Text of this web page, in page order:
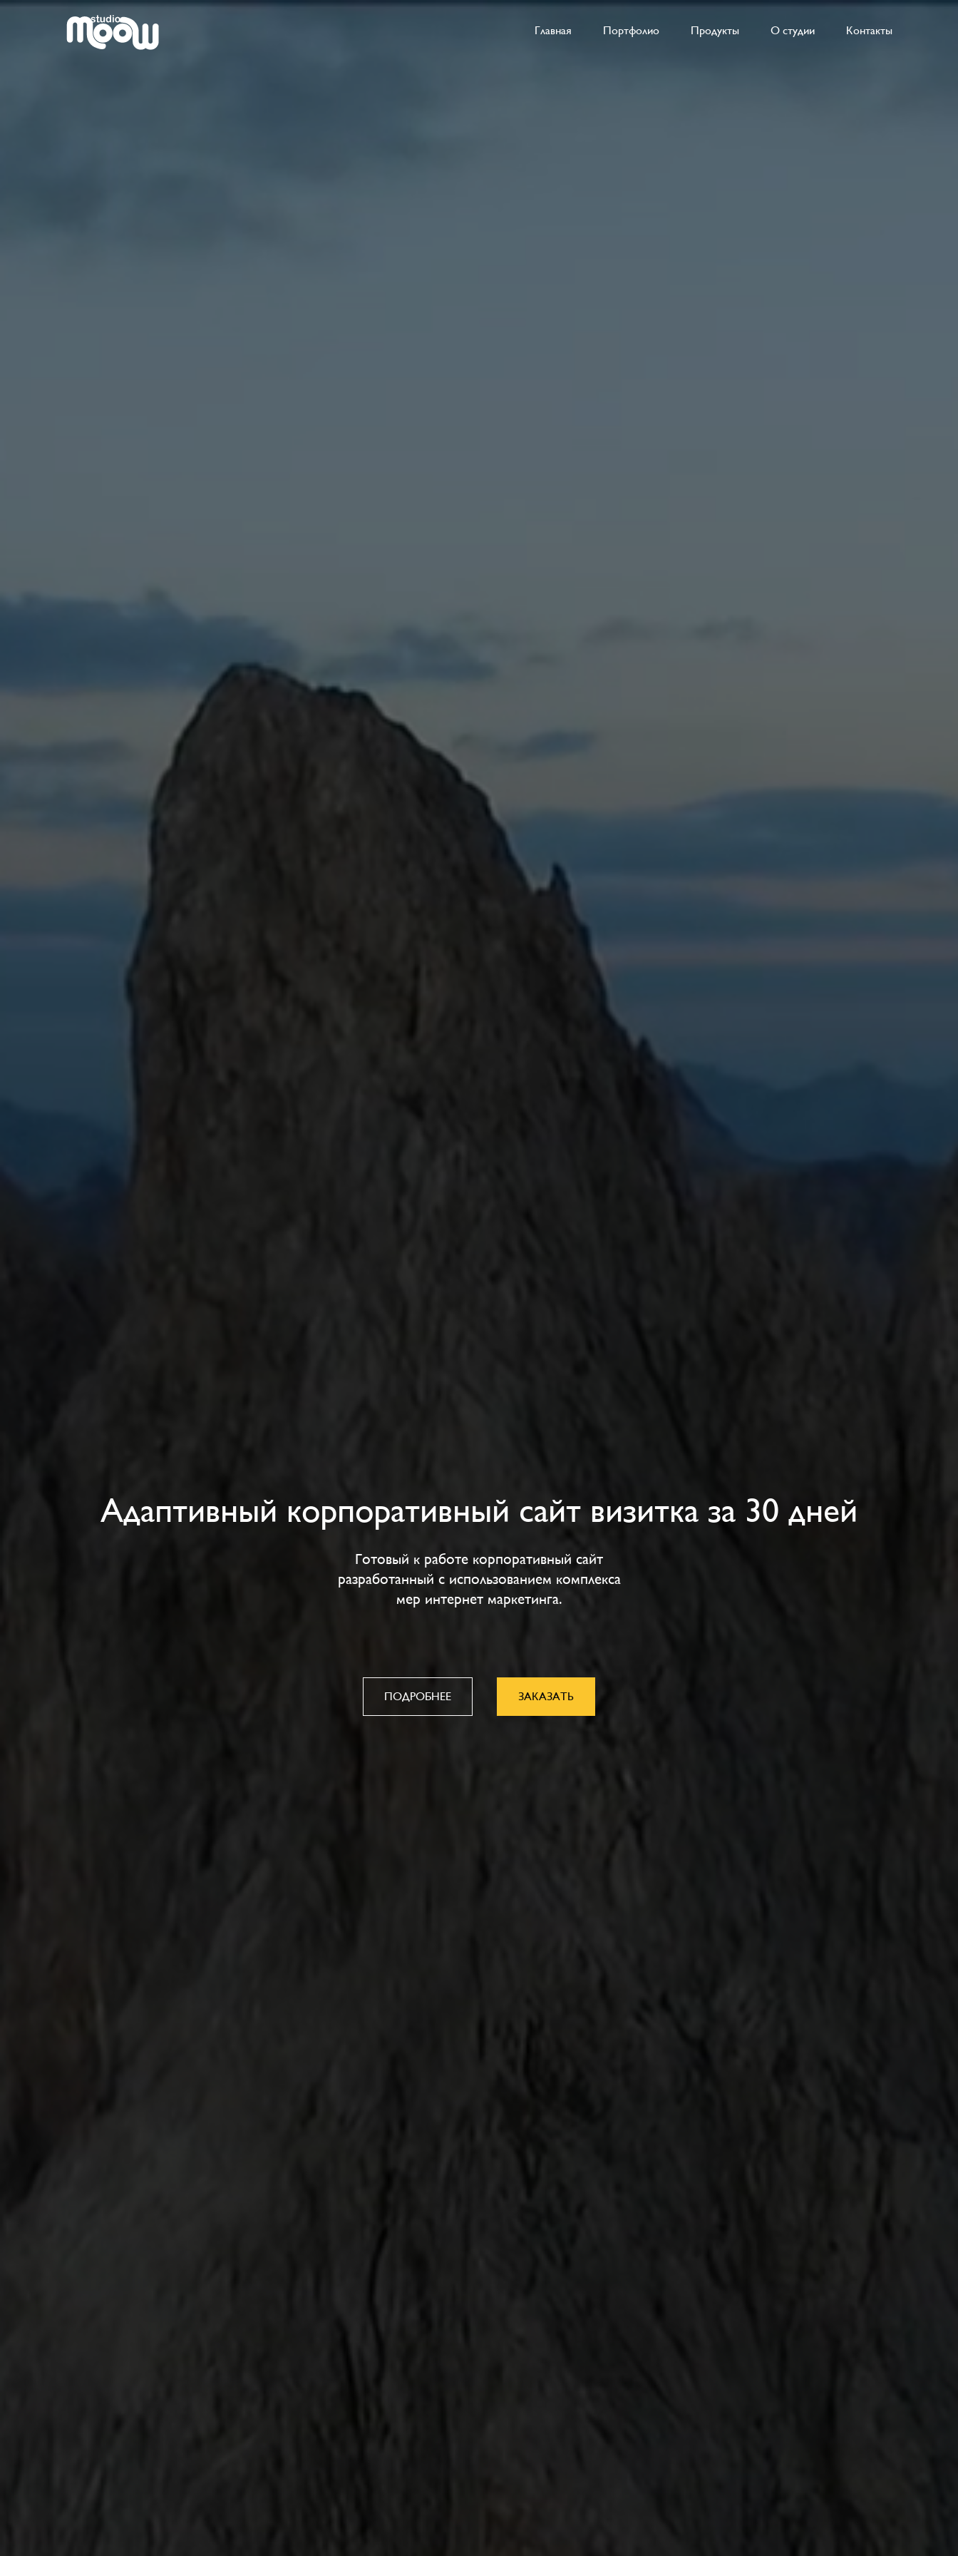
Главная Портфолио Продукты О студии Контакты
Адаптивный корпоративный сайт визитка за 30 дней
Готовый к работе корпоративный сайт
разработанный с использованием комплекса
мер интернет маркетинга.
ПОДРОБНЕЕ ЗАКАЗАТЬ